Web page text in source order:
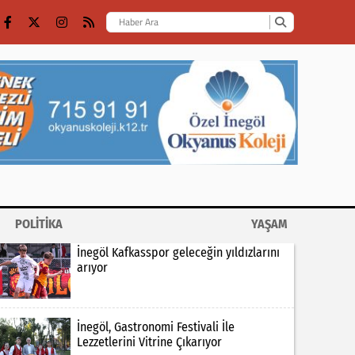
POLİTİKA
YAŞAM
İnegöl Kafkasspor geleceğin yıldızlarını
arıyor
İnegöl, Gastronomi Festivali İle
Lezzetlerini Vitrine Çıkarıyor